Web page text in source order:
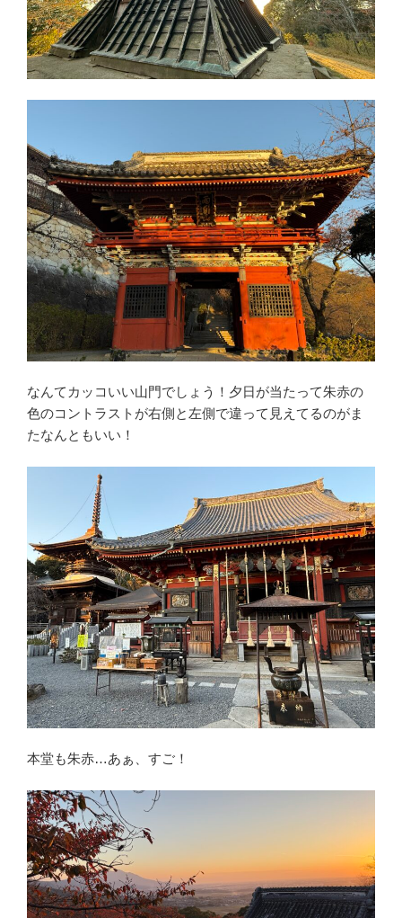
なんてカッコいい山門でしょう！夕日が当たって朱赤の
色のコントラストが右側と左側で違って見えてるのがま
たなんともいい！
本堂も朱赤…あぁ、すご！